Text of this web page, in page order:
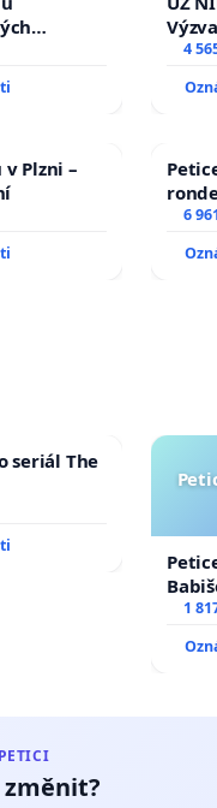
4
Plzni –
6
seriál The
1
změnit?